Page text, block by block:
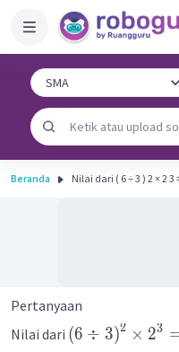
Beranda Nilai dari ( 6 ÷ 3 ) 2 × 2 3
Pertanyaan
Nilai dari (6 ÷ 3)2 × 23